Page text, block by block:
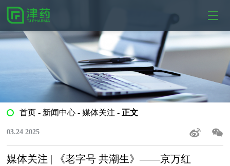
首页 - 新闻中心 -媒体关注 -正文
03.24 2025
媒体关注 | 《老字号 共潮生》——京万红